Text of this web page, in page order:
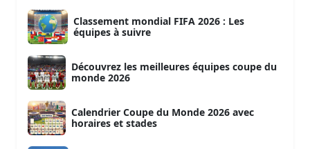
Classement mondial FIFA 2026 : Les
équipes à suivre
Découvrez les meilleures équipes coupe du
monde 2026
Calendrier Coupe du Monde 2026 avec
horaires et stades